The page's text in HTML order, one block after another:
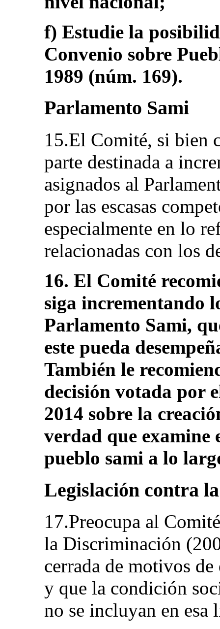
f) Estudie la
Convenio sobre
1989 (núm. 169).
Parlamento Sami
15.El Comité, si bien
parte destinada a
asignados al
por las escasas
especialmente en lo
relacionadas con los
16. El Comité
siga incrementando
Parlamento Sami,
este pueda
También le
decisión votada por
2014 sobre la
verdad que
pueblo sami a lo
Legislación contra
17.Preocupa al
la Discriminación
cerrada de motivos
y que la condición
no se incluyan en esa